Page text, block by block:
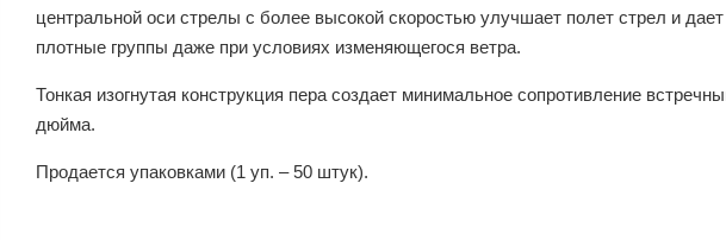
центральной оси стрелы с более высокой скоростью улучшает полет стрел и
плотные группы даже при условиях изменяющегося ветра.
Тонкая изогнутая конструкция пера создает минимальное сопротивление
дюйма.
Продается упаковками (1 уп. – 50 штук).